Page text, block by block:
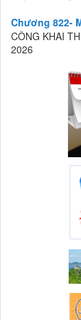
Chương 822-
CÔNG KHAI
2026